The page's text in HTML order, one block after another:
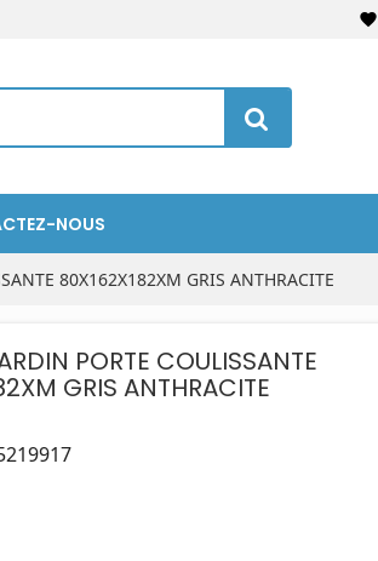
favorite
NOUS
80X162X182XM GRIS ANTHRACITE
PORTE COULISSANTE
GRIS ANTHRACITE